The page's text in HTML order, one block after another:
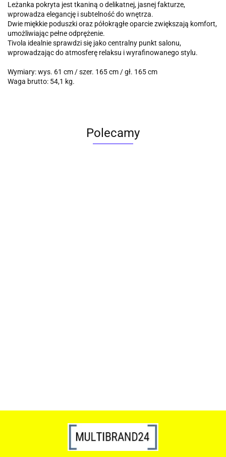
Leżanka pokryta jest tkaniną o delikatnej, jasnej fakturze,
wprowadza elegancję i subtelność do wnętrza.
Dwie miękkie poduszki oraz półokrągłe oparcie zwiększają komfort,
umożliwiając pełne odprężenie.
Tivola idealnie sprawdzi się jako centralny punkt salonu,
wprowadzając do atmosferę relaksu i wyrafinowanego stylu.
Wymiary: wys. 61 cm / szer. 165 cm / gł. 165 cm
Waga brutto: 54,1 kg.
Polecamy